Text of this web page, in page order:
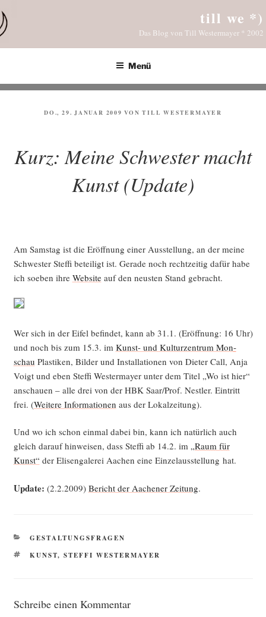
Inhalt
springen
till we *)
Das Blog von Till Westermayer * 2002
Menü
VERÖFFENTLICHT
DO., 29. JANUAR 2009 VONTILL WESTERMAYER
Kurz: Meine Schwester macht
Kunst (Update)
Am Sams­tag ist die Eröff­nung einer Aus­stel­lung, an der mei­ne
Schwes­ter Stef­fi betei­ligt ist. Gera­de noch recht­zei­tig dafür habe
ich soeben ihre Web­siteauf den neus­ten Stand gebracht.
Wer sich in der Eifel befin­det, kann ab 31.1. (Eröff­nung: 16 Uhr)
und noch bis zum 15.3. im Kunst- und Kul­tur­zen­trum Mon­
schau Plas­ti­ken, Bil­der und Instal­la­tio­nen von Die­ter Call, Anja
Voigt und eben Stef­fi Wes­ter­may­er unter dem Titel „Wo ist hier“
anschau­en – alle drei von der HBK Saar/Prof. Nest­ler. Ein­tritt
frei. (Wei­te­re Infor­ma­tio­nen aus der Lokalzeitung).
Und wo ich schon ein­mal dabei bin, kann ich natür­lich auch
gleich dar­auf hin­wei­sen, dass Stef­fi ab 14.2. im „Raum für
Kunst“ der Eli­sen­ga­le­rei Aachen eine Ein­zel­aus­stel­lung hat.
Update: (2.2.2009) Bericht der Aache­ner Zei­tung.
KATEGORIEN
GESTALTUNGSFRAGEN
SCHLAGWÖRTER
KUNST, STEFFI WESTERMAYER
Schreibe einen Kommentar